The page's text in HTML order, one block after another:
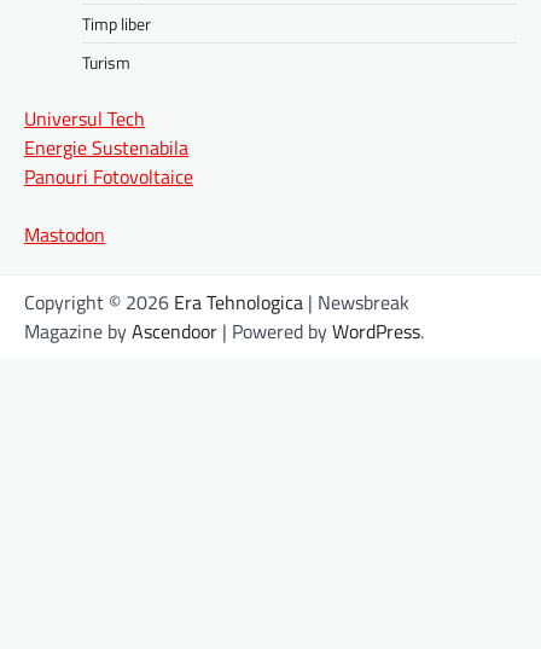
Timp liber
Turism
Universul Tech
Energie Sustenabila
Panouri Fotovoltaice
Mastodon
Copyright © 2026 Era Tehnologica | Newsbreak
Magazine byAscendoor | Powered byWordPress.